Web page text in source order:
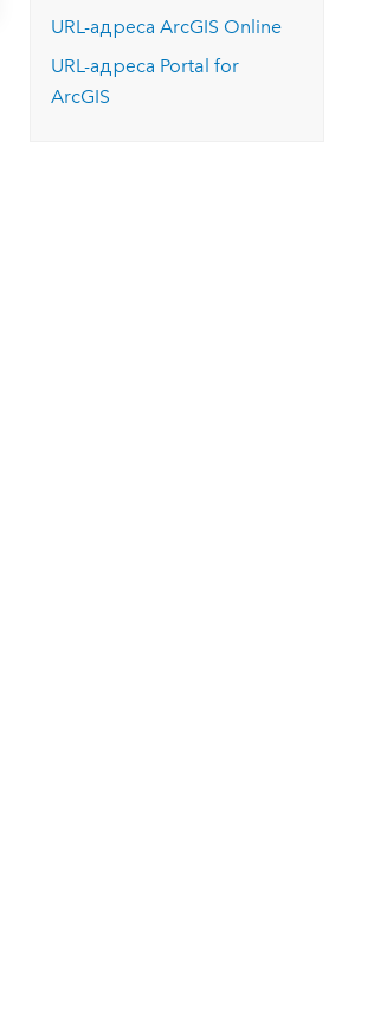
URL-адресаArcGIS Online
URL-адреса Portal for
ArcGIS